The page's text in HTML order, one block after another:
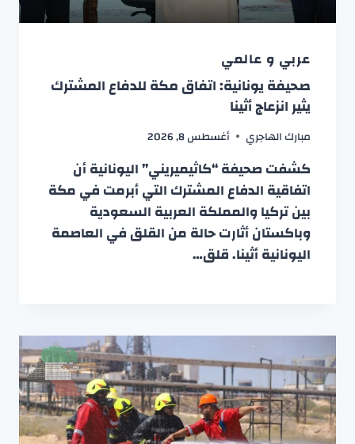
عربي و عالمي
صحيفة يونانية: اتفاق مكة للدفاع المشترك
يثير انزعاج أثينا
مبارك الهاجري أغسطس 8, 2026
كشفت صحيفة “كاثيميريني” اليونانية أن
اتفاقية الدفاع المشترك التي أبرمت في مكة
بين تركيا والمملكة العربية السعودية
وباكستان أثارت حالة من القلق في العاصمة
اليونانية أثينا. قلق…